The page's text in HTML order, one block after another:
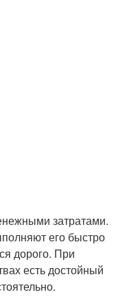
затратами.
его быстро
дорого. При
есть достойный